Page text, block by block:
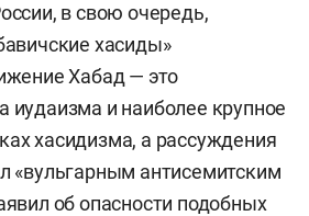
в свою очередь,
хасиды»
Хабад — это
иудаизма и наиболее крупное
хасидизма, а рассуждения
«вульгарным антисемитским
об опасности подобных